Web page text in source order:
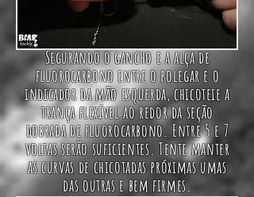
Segurando o gancho e a alça de
fluorocarbono entre o polegar e o
indicador da mão esquerda, chicoteie a
trança flexível ao redor da seção
dobrada de fluorocarbono. Entre 5 e 7
voltas serão suficientes. Tente manter
as curvas de chicotadas próximas umas
das outras e bem firmes.